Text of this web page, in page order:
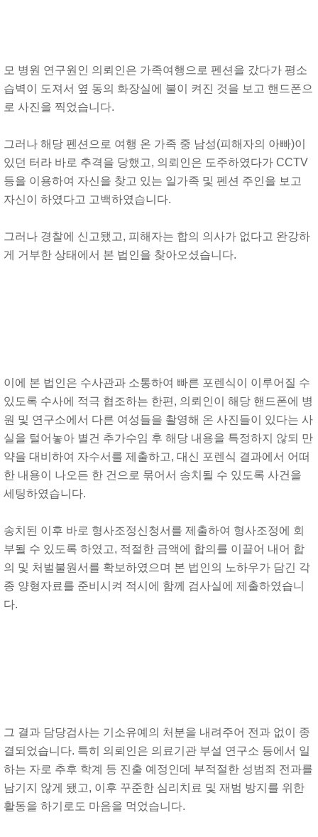
모 병원 연구원인 의뢰인은 가족여행으로 펜션을 갔다가 평소
습벽이 도져서 옆 동의 화장실에 불이 켜진 것을 보고 핸드폰으
로 사진을 찍었습니다.
그러나 해당 펜션으로 여행 온 가족 중 남성(피해자의 아빠)이
있던 터라 바로 추격을 당했고, 의뢰인은 도주하였다가 CCTV
등을 이용하여 자신을 찾고 있는 일가족 및 펜션 주인을 보고
자신이 하였다고 고백하였습니다.
그러나 경찰에 신고됐고, 피해자는 합의 의사가 없다고 완강하
게 거부한 상태에서 본 법인을 찾아오셨습니다.
이에 본 법인은 수사관과 소통하여 빠른 포렌식이 이루어질 수
있도록 수사에 적극 협조하는 한편, 의뢰인이 해당 핸드폰에 병
원 및 연구소에서 다른 여성들을 촬영해 온 사진들이 있다는 사
실을 털어놓아 별건 추가수임 후 해당 내용을 특정하지 않되 만
약을 대비하여 자수서를 제출하고, 대신 포렌식 결과에서 어떠
한 내용이 나오든 한 건으로 묶어서 송치될 수 있도록 사건을
세팅하였습니다.
송치된 이후 바로 형사조정신청서를 제출하여 형사조정에 회
부될 수 있도록 하였고, 적절한 금액에 합의를 이끌어 내어 합
의 및 처벌불원서를 확보하였으며 본 법인의 노하우가 담긴 각
종 양형자료를 준비시켜 적시에 함께 검사실에 제출하였습니
다.
그 결과 담당검사는 기소유예의 처분을 내려주어 전과 없이 종
결되었습니다. 특히 의뢰인은 의료기관 부설 연구소 등에서 일
하는 자로 추후 학계 등 진출 예정인데 부적절한 성범죄 전과를
남기지 않게 됐고, 이후 꾸준한 심리치료 및 재범 방지를 위한
활동을 하기로도 마음을 먹었습니다.